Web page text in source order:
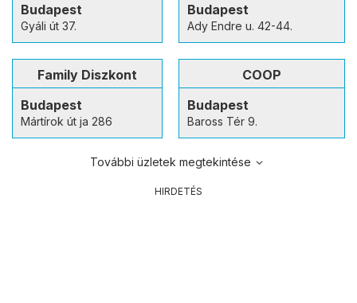
Budapest
Gyáli út 37.
Budapest
Ady Endre u. 42-44.
Family Diszkont
Budapest
Mártírok út ja 286
COOP
Budapest
Baross Tér 9.
További üzletek megtekintése
HIRDETÉS